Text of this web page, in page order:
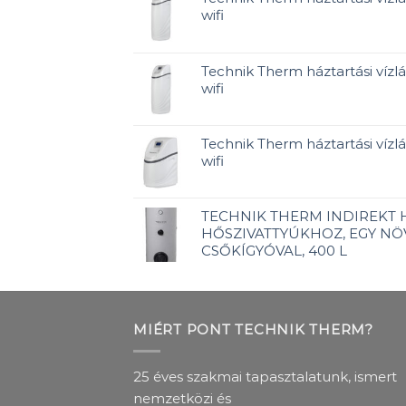
wifi
Technik Therm háztartási
wifi
Technik Therm háztartási
wifi
TECHNIK THERM INDIREKT
HŐSZIVATTYÚKHOZ, EGY
CSŐKÍGYÓVAL, 400 L
MIÉRT PONT TECHNIK THERM?
25 éves szakmai tapasztalatunk, ismert
nemzetközi és